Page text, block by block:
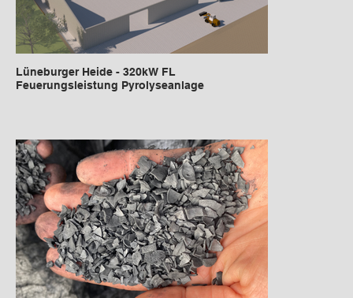
Lüneburger Heide - 320kW FL
Feuerungsleistung Pyrolyseanlage